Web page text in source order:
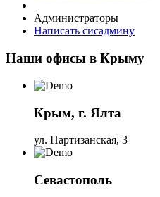
Администраторы
Написать сисадмину
Наши офисы в Крыму
Крым, г. Ялта
ул. Партизанская, 3
Севастополь